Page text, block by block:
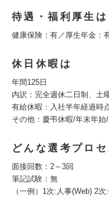
待遇・福利厚生は
健康保険：有／厚生年金：
休日休暇は
年間125日
内訳：完全週休二日制、土
有給休暇：入社半年経過時
その他：慶弔休暇/年末年始
どんな選考プロ
面接回数：2～3回
筆記試験：無
（一例）1次:人事(Web) 2